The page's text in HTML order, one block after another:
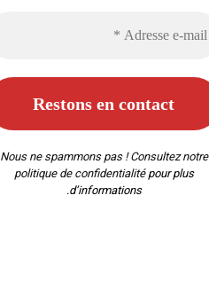
Nous ne spammons pas ! Consultez notre
politique de confidentialitépour plus
d’informations.